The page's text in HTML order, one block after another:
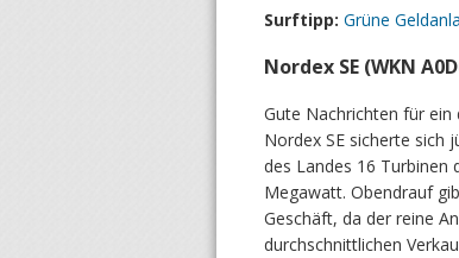
Surftipp: Grüne
Nordex SE (WKN
Gute Nachrichten für
Nordex SE sicherte sich
des Landes 16 Turbinen
Megawatt. Obendrauf
Geschäft, da der reine
durchschnittlichen